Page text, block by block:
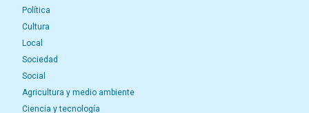
Política
Cultura
Local
Sociedad
Social
Agricultura y medio ambiente
Ciencia y tecnología